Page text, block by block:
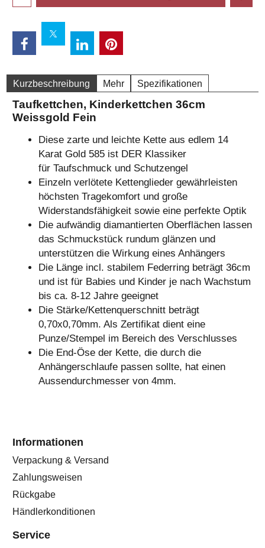
Kurzbeschreibung Mehr Spezifikationen
Taufkettchen, Kinderkettchen 36cm
Weissgold Fein
Diese zarte und leichte Kette aus edlem 14
Karat Gold 585 ist DER Klassiker
für Taufschmuck und Schutzengel
Einzeln verlötete Kettenglieder gewährleisten
höchsten Tragekomfort und große
Widerstandsfähigkeit sowie eine perfekte Optik
Die aufwändig diamantierten Oberflächen lassen
das Schmuckstück rundum glänzen und
unterstützen die Wirkung eines Anhängers
Die Länge incl. stabilem Federring beträgt 36cm
und ist für Babies und Kinder je nach Wachstum
bis ca. 8-12 Jahre geeignet
Die Stärke/Kettenquerschnitt beträgt
0,70x0,70mm. Als Zertifikat dient eine
Punze/Stempel im Bereich des Verschlusses
Die End-Öse der Kette, die durch die
Anhängerschlaufe passen sollte, hat einen
Aussendurchmesser von 4mm.
Informationen
Verpackung & Versand
Zahlungsweisen
Rückgabe
Händlerkonditionen
Service